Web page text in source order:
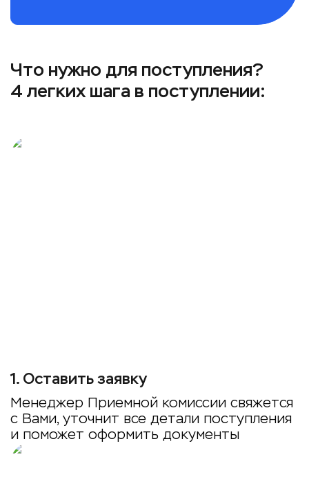
Что нужно для поступления?
4 легких шага в поступлении:
1. Оставить заявку
Менеджер Приемной комиссии свяжется
с Вами, уточнит все детали поступления
и поможет оформить документы